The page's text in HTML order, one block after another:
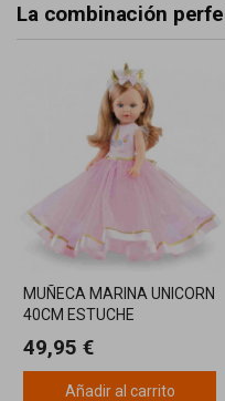
La combinación
MUÑECA MARINA UNICORN
40CM ESTUCHE
49,95 €
Añadir al carrito